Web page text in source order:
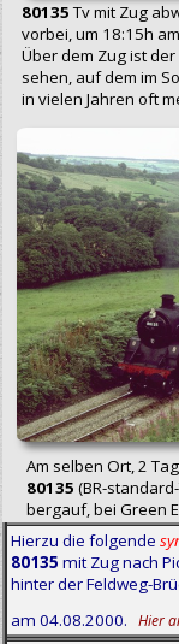
80135Tv mit Zug
vorbei, um 18:15h
Über dem Zug ist
sehen, auf dem im
in vielen Jahren oft
Am selben Ort, 2
80135 (BR-
bergauf, bei Green
Hierzu die folgende
80135 mit Zug nach
hinter der Feldweg-
am 04.08.2000.
Hier